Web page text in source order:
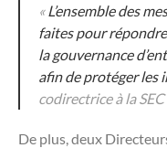
«L’ensemble des
faites pour
la gouvernance
afin de protéger les
codirectrice à la SEC
De plus, deux